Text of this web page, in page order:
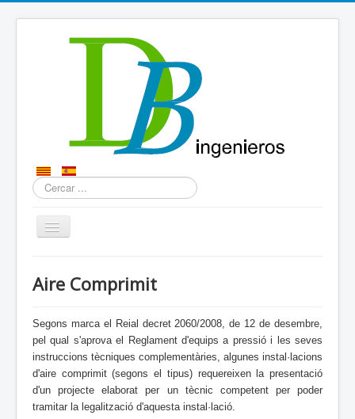
Cercar
...
SERVEIS
CONTACTE
Aire Comprimit
Segons marca el Reial decret 2060/2008, de 12 de desembre,
pel qual s'aprova el Reglament d'equips a pressió i les seves
instruccions tècniques complementàries, algunes instal·lacions
d'aire comprimit (segons el tipus) requereixen la presentació
d'un projecte elaborat per un tècnic competent per poder
tramitar la legalització d'aquesta instal·lació.